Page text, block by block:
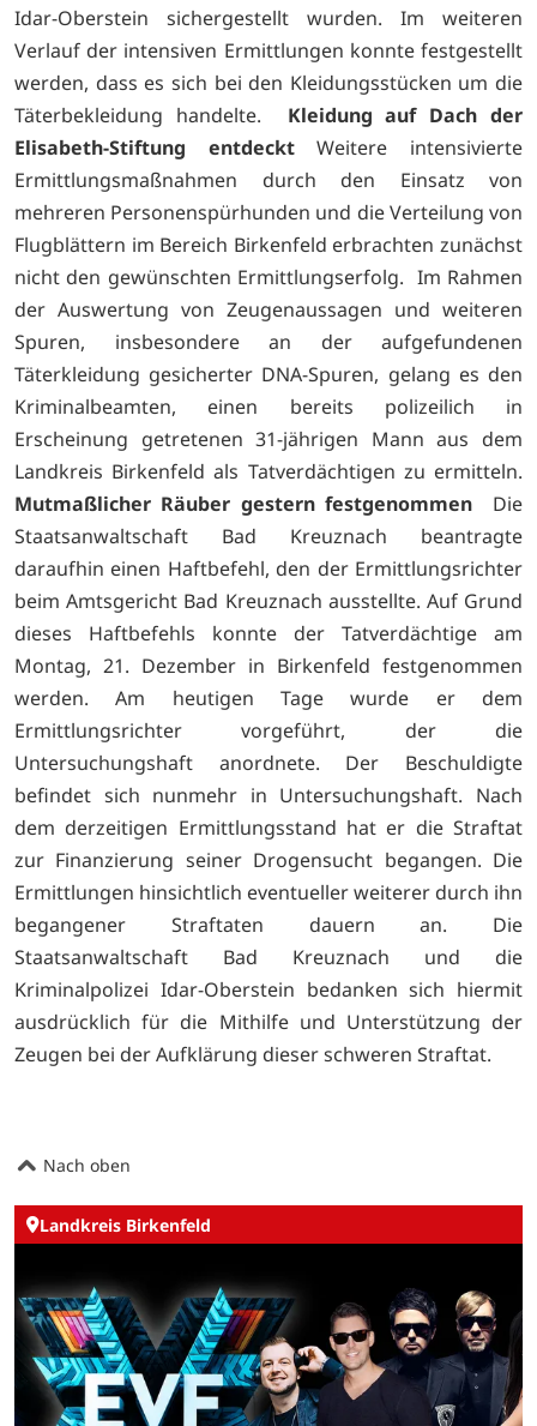
Idar-Oberstein sichergestellt wurden. Im weiteren
Verlauf der intensiven Ermittlungen konnte festgestellt
werden, dass es sich bei den Kleidungsstücken um die
Täterbekleidung handelte.
Kleidung auf Dach der
Elisabeth-Stiftung entdecktWeitere intensivierte
Ermittlungsmaßnahmen durch den Einsatz von
mehreren Personenspürhunden und die Verteilung von
Flugblättern im Bereich Birkenfeld erbrachten zunächst
nicht den gewünschten Ermittlungserfolg. Im Rahmen
der Auswertung von Zeugenaussagen und weiteren
Spuren, insbesondere an der aufgefundenen
Täterkleidung gesicherter DNA-Spuren, gelang es den
Kriminalbeamten, einen bereits polizeilich in
Erscheinung getretenen 31-jährigen Mann aus dem
Landkreis Birkenfeld als Tatverdächtigen zu ermitteln.
Mutmaßlicher Räuber gestern festgenommen Die
Staatsanwaltschaft Bad Kreuznach beantragte
daraufhin einen Haftbefehl, den der Ermittlungsrichter
beim Amtsgericht Bad Kreuznach ausstellte. Auf Grund
dieses Haftbefehls konnte der Tatverdächtige am
Montag, 21. Dezember in Birkenfeld festgenommen
werden. Am heutigen Tage wurde er dem
Ermittlungsrichter vorgeführt, der die
Untersuchungshaft anordnete. Der Beschuldigte
befindet sich nunmehr in Untersuchungshaft. Nach
dem derzeitigen Ermittlungsstand hat er die Straftat
zur Finanzierung seiner Drogensucht begangen. Die
Ermittlungen hinsichtlich eventueller weiterer durch ihn
begangener Straftaten dauern an. Die
Staatsanwaltschaft Bad Kreuznach und die
Kriminalpolizei Idar-Oberstein bedanken sich hiermit
ausdrücklich für die Mithilfe und Unterstützung der
Zeugen bei der Aufklärung dieser schweren Straftat.
Nach oben
Landkreis Birkenfeld